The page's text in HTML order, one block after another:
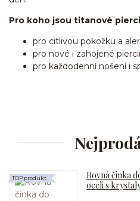
Pro koho jsou titanové
pro citlivou pokožku a
pro nové i zahojené
pro každodenní nošení i
Rovná činka
oceli s
TOP produkt